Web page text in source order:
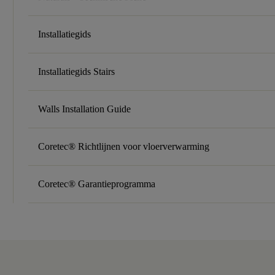
Installatiegids
Installatiegids Stairs
Walls Installation Guide
Coretec® Richtlijnen voor vloerverwarming
Coretec® Garantieprogramma